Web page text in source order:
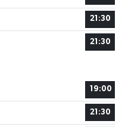
21:30
21:30
19:00
21:30